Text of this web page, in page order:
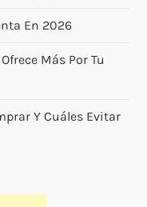
En 2026
Más Por Tu
Y Cuáles Evitar